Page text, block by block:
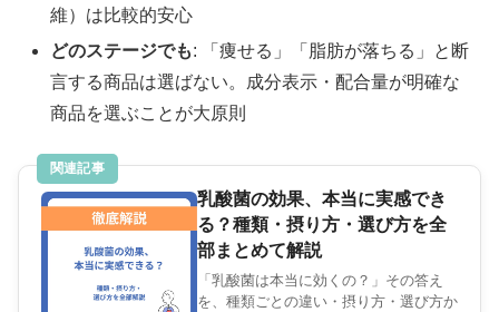
維）は比較的安心
どのステージでも: 「痩せる」「脂肪が落ちる」と断
言する商品は選ばない。成分表示・配合量が明確な
商品を選ぶことが大原則
関連記事
乳酸菌の効果、本当に実感でき
る？種類・摂り方・選び方を全
部まとめて解説
「乳酸菌は本当に効くの？」その答え
を、種類ごとの違い・摂り方・選び方か